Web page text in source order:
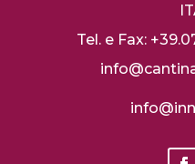
Tel. e Fax: